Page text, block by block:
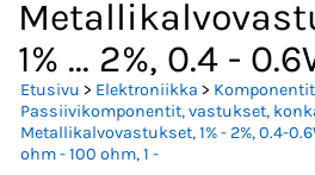
1% ... 2%, 0.4 -
Etusivu > Elektroniikka >
Passiivikomponentit, vastukset,
Metallikalvovastukset, 1% - 2%, 0.4-
ohm - 100 ohm, 1 -